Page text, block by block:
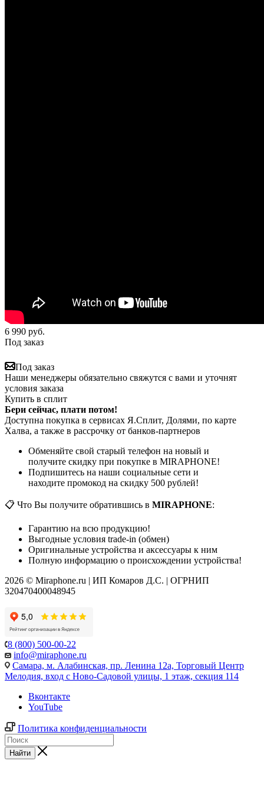
6 990 руб.
Под заказ
Под заказ
Наши менеджеры обязательно свяжутся с вами и уточнят
условия заказа
Купить в сплит
Бери сейчас, плати потом!
Доступна покупка в сервисах Я.Сплит, Долями, по карте
Халва, а также в рассрочку от банков-партнеров
Обменяйте свой старый телефон на новый и
получите скидку при покупке в MIRAPHONE!
Подпишитесь на наши социальные сети и
находите промокод на скидку 500 рублей!
📋 Что Вы получите обратившись в MIRAPHONE:
Гарантию на всю продукцию!
Выгодные условия trade-in (обмен)
Оригинальные устройства и аксессуары к ним
Полную информацию о происхождении устройства!
2026 © Miraphone.ru | ИП Комаров Д.С. | ОГРНИП
320470400048945
8 (800) 500-00-22
info@miraphone.ru
Самара, м. Алабинская, пр. Ленина 12а, Торговый Центр
Мелодия, вход с Ново-Садовой улицы, 1 этаж, секция 114
Вконтакте
YouTube
Политика конфиденциальности
Найти